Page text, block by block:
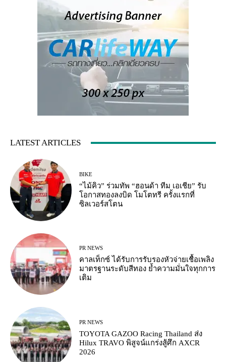
LATEST ARTICLES
BIKE
“ไม้คิว” ร่วมทัพ “ฮอนด้า ทีม เอเชีย” รับ
โอกาสทองลงบิด โมโตทรี ครั้งแรกที่
ซิลเวอร์สโตน
PR NEWS
คาลเท็กซ์ ได้รับการรับรองหัวจ่ายเชื้อเพลิง
มาตรฐานระดับสีทอง ย้ำความมั่นใจทุกการ
เติม
PR NEWS
TOYOTA GAZOO Racing Thailand ส่ง
Hilux TRAVO พิสูจน์แกร่งสู้ศึก AXCR
2026